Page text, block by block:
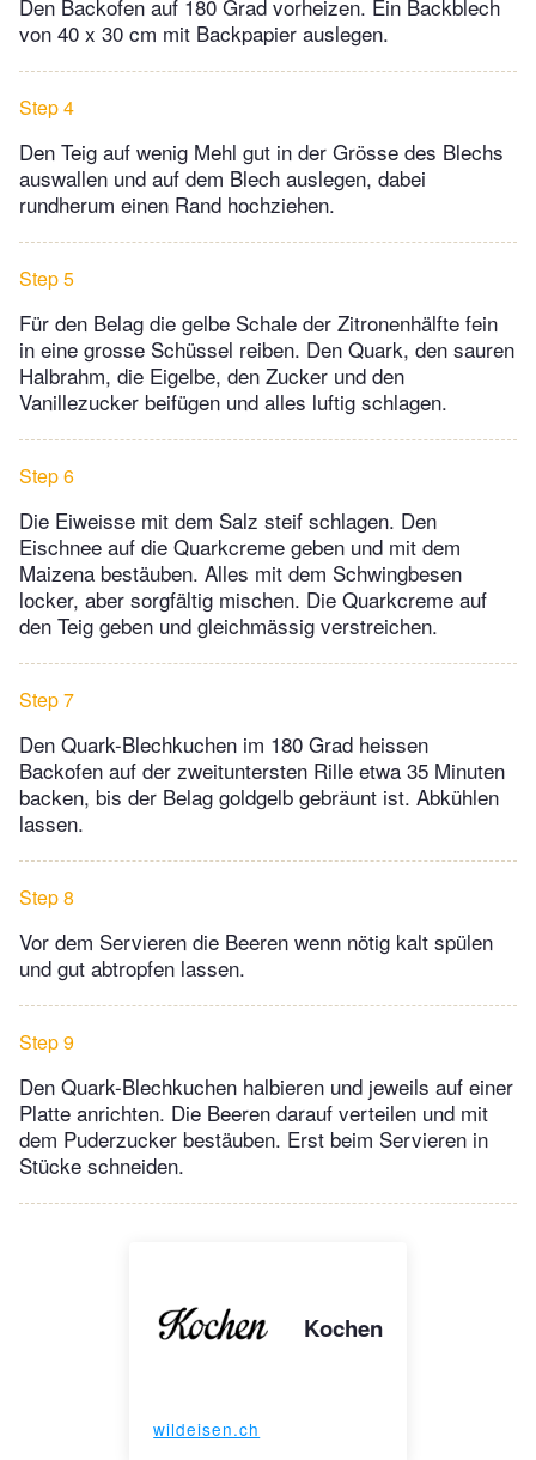
Den Backofen auf 180 Grad vorheizen. Ein Backblech
von 40 x 30 cm mit Backpapier auslegen.
Step 4
Den Teig auf wenig Mehl gut in der Grösse des Blechs
auswallen und auf dem Blech auslegen, dabei
rundherum einen Rand hochziehen.
Step 5
Für den Belag die gelbe Schale der Zitronenhälfte fein
in eine grosse Schüssel reiben. Den Quark, den sauren
Halbrahm, die Eigelbe, den Zucker und den
Vanillezucker beifügen und alles luftig schlagen.
Step 6
Die Eiweisse mit dem Salz steif schlagen. Den
Eischnee auf die Quarkcreme geben und mit dem
Maizena bestäuben. Alles mit dem Schwingbesen
locker, aber sorgfältig mischen. Die Quarkcreme auf
den Teig geben und gleichmässig verstreichen.
Step 7
Den Quark-Blechkuchen im 180 Grad heissen
Backofen auf der zweituntersten Rille etwa 35 Minuten
backen, bis der Belag goldgelb gebräunt ist. Abkühlen
lassen.
Step 8
Vor dem Servieren die Beeren wenn nötig kalt spülen
und gut abtropfen lassen.
Step 9
Den Quark-Blechkuchen halbieren und jeweils auf einer
Platte anrichten. Die Beeren darauf verteilen und mit
dem Puderzucker bestäuben. Erst beim Servieren in
Stücke schneiden.
Kochen
wildeisen.ch